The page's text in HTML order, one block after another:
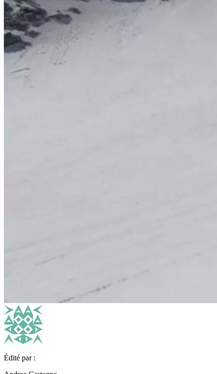
Édité par :